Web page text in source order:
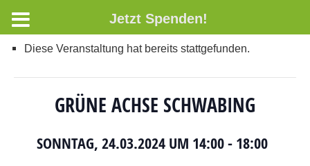
Diese Veranstaltung hat bereits stattgefunden.
GRÜNE ACHSE SCHWABING
SONNTAG, 24.03.2024 UM 14:00- 18:00
Jetzt Spenden!